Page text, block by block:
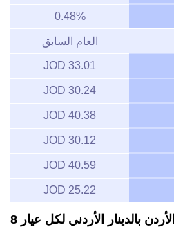
0.48%
العام السابق
33.01 JOD
30.24 JOD
40.38 JOD
30.12 JOD
40.59 JOD
25.22 JOD
مخطط سعر الذهب في الأردن بالدينار الأردني لكل عيار 8